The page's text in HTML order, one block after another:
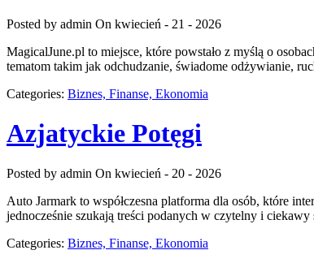
Posted by admin On kwiecień - 21 - 2026
MagicalJune.pl to miejsce, które powstało z myślą o
tematom takim jak odchudzanie, świadome odżywianie,
Categories: Biznes, Finanse, Ekonomia
Azjatyckie Potęgi
Posted by admin On kwiecień - 20 - 2026
Auto Jarmark to współczesna platforma dla osób, które
jednocześnie szukają treści podanych w czytelny i
Categories: Biznes, Finanse, Ekonomia